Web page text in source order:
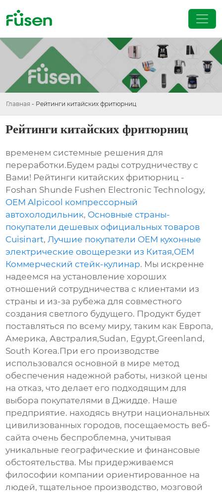
Главная - Рейтинги китайских фритюрниц
Рейтинги китайских фритюрниц
временем системные решения для
переработки.Будем рады сотрудничеству с
Вами! Рейтинги китайских фритюрниц -
Foshan Shunde Fushen Electronic Technology,
OEM Alpicool компрессорный
автохолодильник, Основные страны-
покупатели дешевых официальных товаров
Cuisinart,Лучшие покупатели OEM кухонные
электрические овощерезки из Китая,OEM
Коммерческий стейк-кулинар. Мы искренне
надеемся на установление хороших
отношений сотрудничества с клиентами из
страны и из-за рубежа для совместного
создания светлого будущего. Продукт будет
поставляться по всему миру, таким как Европа,
Америка, Австралия,Sudan, Egypt,Greenland,
South Korea.При его производстве
использовался основной в мире метод
обеспечения надежной работы, низкой цены
на отказ, что делает его подходящим для
выбора покупателями в Джидде. Наше
предприятие. находясь внутри национальных
цивилизованных городов, посещаемость веб-
сайта очень беспроблемна, учитывая
уникальные географические и финансовые
обстоятельства. Мы придерживаемся
философии компании ориентированное на
людей, тщательное производство, мозговой